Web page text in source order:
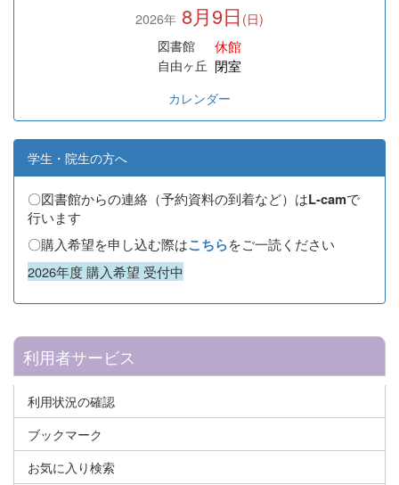
2026年 8月9日 (日)
図書館
休館
自由ヶ丘 閉室
カレンダー
学生・院生の方へ
〇図書館からの連絡（予約資料の到着など）はL-camで
行います
〇購入希望を申し込む際はこちらをご一読ください
2026年度 購入希望 受付中
利用者サービス
利用状況の確認
ブックマーク
お気に入り検索